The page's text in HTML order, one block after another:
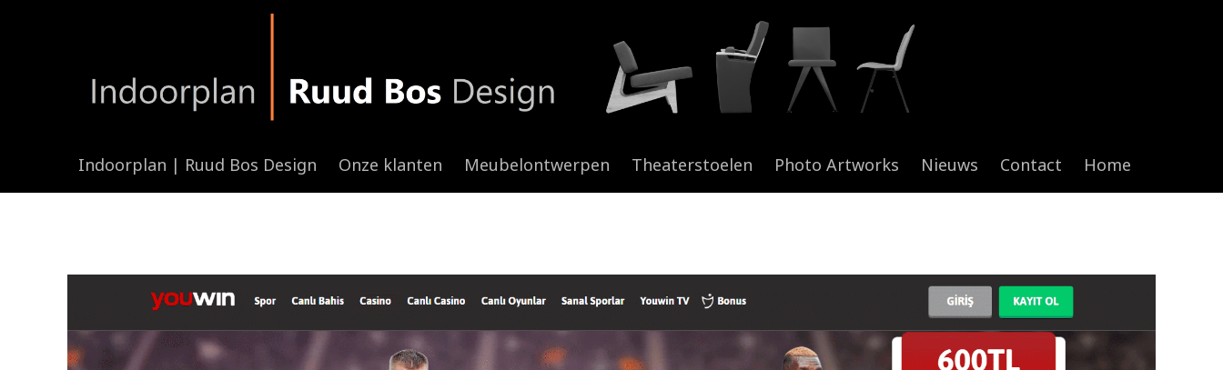
Indoorplan | Ruud Bos Design Onze klanten Meubelontwerpen Theaterstoelen Photo Artworks Nieuws Contact Home